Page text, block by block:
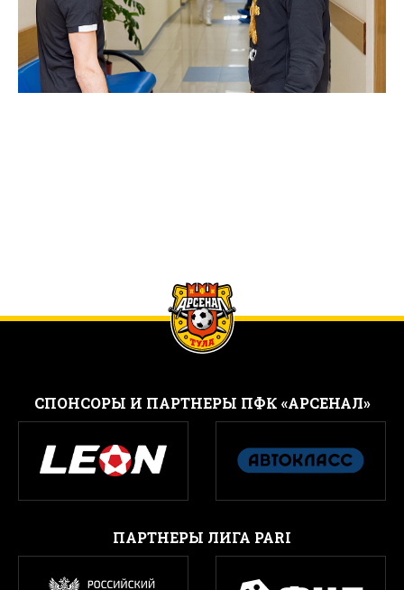
CПОНСОРЫ И ПАРТНЕРЫ ПФК «АРСЕНАЛ»
ПАРТНЕРЫ ЛИГА PARI